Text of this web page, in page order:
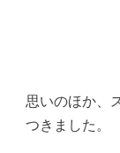
思いのほか、
つきました。